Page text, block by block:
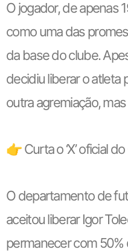
O jogador, de apenas
como uma das
da base do clube.
decidiu liberar o atleta
outra agremiação,
👉 Curta o ‘X’ oficial
O departamento de
aceitou liberar Igor
permanecer com